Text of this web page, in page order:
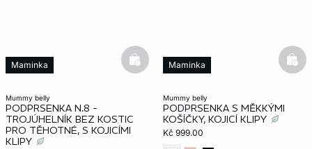
mummy belly
PODPRSENKA N.8 -
TROJÚHELNÍK BEZ KOSTIC
PRO TĚHOTNÉ, S KOJICÍMI
KLIPY
Maminka basketfull
mummy belly
PODPRSENKA S MĚKKÝMI
KOŠÍČKY, KOJICÍ KLIPY
Kč 999.00
Maminka